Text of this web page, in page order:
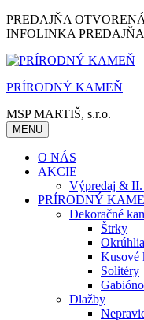
Skip
to
PREDAJŇA
INFOLINKA PREDAJŇA
PRÍRODNÝ KAMEŇ
MSP MARTIŠ, s.r.o.
MENU
O NÁS
AKCIE
Výpredaj &
PRÍRODNÝ
Dekoračné
Štrky
Kusové
Solitéry
Dlažby